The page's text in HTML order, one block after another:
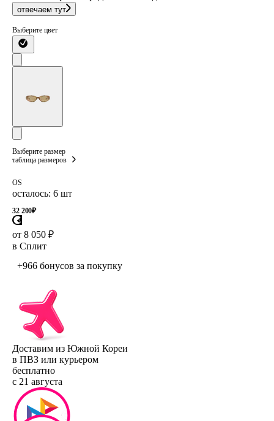
отвечаем тут
Выберите цвет
Выберите размер
таблица размеров
OS
осталось: 6 шт
32 200₽
от 8 050 ₽
в Сплит
+966 бонусов за покупку
Доставим из Южной Кореи
в ПВЗ или курьером
бесплатно
с 21 августа